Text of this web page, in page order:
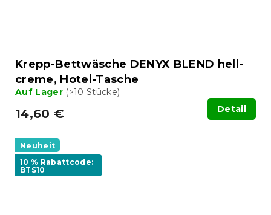
Krepp-Bettwäsche DENYX BLEND hell-
creme, Hotel-Tasche
Auf Lager (>10 Stücke)
14,60 € Detail
Neuheit
10 % Rabattcode:
BTS10